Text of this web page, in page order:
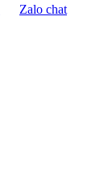
Zalo chat